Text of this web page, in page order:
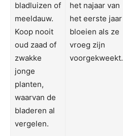
bladluizen of
meeldauw.
Koop nooit
oud zaad of
zwakke
jonge
planten,
waarvan de
bladeren al
vergelen.
het najaar van
het eerste jaar
bloeien als ze
vroeg zijn
voorgekweekt.